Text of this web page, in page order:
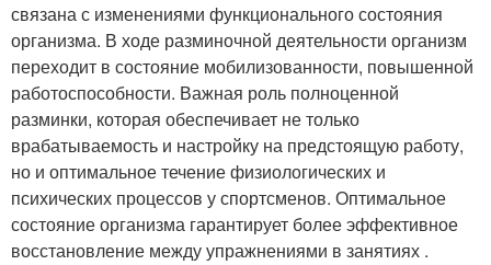
связана с изменениями функционального состояния
организма. В ходе разминочной деятельности организм
переходит в состояние мобилизованности, повышенной
работоспособности. Важная роль полноценной
разминки, которая обеспечивает не только
врабатываемость и настройку на предстоящую работу,
но и оптимальное течение физиологических и
психических процессов у спортсменов. Оптимальное
состояние организма гарантирует более эффективное
восстановление между упражнениями в занятиях .